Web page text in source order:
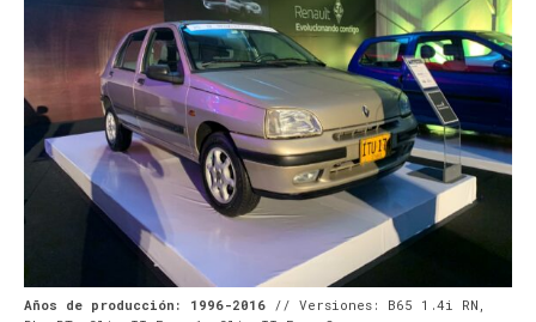
Años de producción: 1996-2016 // Versiones: B65 1.4i RN,